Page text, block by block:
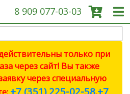
8 909 077-03-03
О КОМПАНИИ
ПРОДУКЦИЯ
только при
через сайт! Вы также
через специальную
+7 (351) 225-02-58+7